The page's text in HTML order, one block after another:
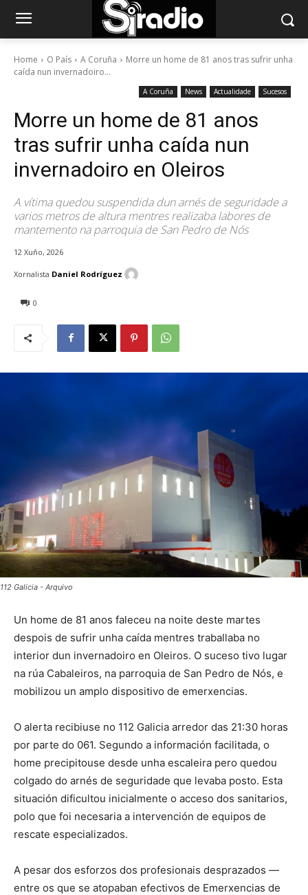
Home O País A Coruña
Morre un home de 81 anos tras sufrir unha
caída nun invernadoiro...
A Coruña News Actualidade Sucesos
Morre un home de 81 anos
tras sufrir unha caída nun
invernadoiro en Oleiros
A vítima quedou suspendida dun arnés de seguridade a
varios metros de altura mentres realizaba labores de
mantemento na parroquia de San Pedro de Nós
12 Xuño, 2026
0
Xornalista Daniel Rodríguez
112 Galicia - Arquivo
Un home de 81 anos faleceu na noite deste martes
despois de sufrir unha caída mentres traballaba no
interior dun invernadoiro en Oleiros. O suceso tivo lugar
na rúa Cabaleiros, na parroquia de San Pedro de Nós, e
mobilizou un amplo dispositivo de emerxencias.
O alerta recibiuse no 112 Galicia arredor das 21:30 horas
por parte do 061. Segundo a información facilitada, o
home precipitouse desde unha escaleira pero quedou
colgado do arnés de seguridade que levaba posto. Esta
situación dificultou inicialmente o acceso dos sanitarios,
polo que foi necesaria a intervención de equipos de
rescate especializados.
A pesar dos esforzos dos profesionais desprazados —
entre os que se atopaban efectivos de Emerxencias de